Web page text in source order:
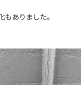
ありました。